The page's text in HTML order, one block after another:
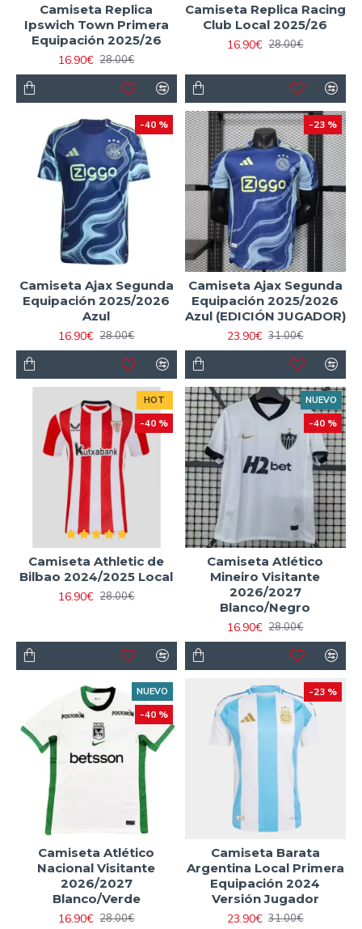
Camiseta Replica
Ipswich Town Primera
Equipación 2025/26
16.90€ 28.00€
Camiseta Replica Racing
Club Local 2025/26
16.90€ 28.00€
-40 %
Camiseta Ajax Segunda
Equipación 2025/2026
Azul
16.90€ 28.00€
-23 %
Camiseta Ajax Segunda
Equipación 2025/2026
Azul (EDICIÓN JUGADOR)
23.90€ 31.00€
HOT
-40 %
Camiseta Athletic de
Bilbao 2024/2025 Local
16.90€ 28.00€
NUEVO
-40 %
Camiseta Atlético
Mineiro Visitante
2026/2027
Blanco/Negro
16.90€ 28.00€
NUEVO
-40 %
Camiseta Atlético
Nacional Visitante
2026/2027
Blanco/Verde
16.90€ 28.00€
-23 %
Camiseta Barata
Argentina Local Primera
Equipación 2024
Versión Jugador
23.90€ 31.00€